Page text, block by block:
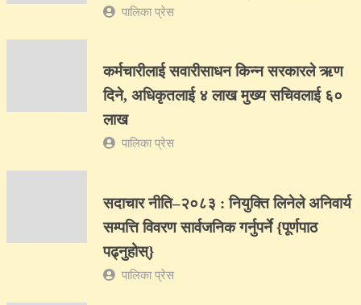
पालिका प्रेस
कर्मचारीलाई सवारीसाधन किन्न सरकारले ऋण
दिने, अधिकृतलाई ४ लाख मुख्य सचिवलाई ६०
लाख
पालिका प्रेस
सदाचार नीति–२०८३ : नियुक्ति लिनेले अनिवार्य
सम्पत्ति विवरण सार्वजनिक गर्नुपर्ने {पूर्णपाठ
पढ्नुहोस्}
पालिका प्रेस